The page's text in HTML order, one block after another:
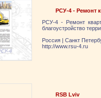
РСУ-4 - Ремонт
РСУ-4 - Ремонт
благоустройство
Россия | Санкт
http://www.rsu-4.ru
RSB Lviv